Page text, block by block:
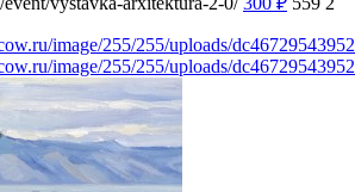
image/255/255/uploads/
image/255/255/uploads/